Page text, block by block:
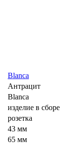
Blanca
Антрацит
Blanca
изделие в сборе
розетка
43 мм
65 мм